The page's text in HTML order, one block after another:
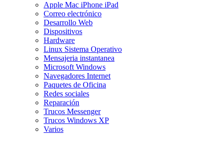
Apple Mac iPhone iPad
Correo electrónico
Desarrollo Web
Dispositivos
Hardware
Linux Sistema Operativo
Mensajeria instantanea
Microsoft Windows
Navegadores Internet
Paquetes de Oficina
Redes sociales
Reparación
Trucos Messenger
Trucos Windows XP
Varios